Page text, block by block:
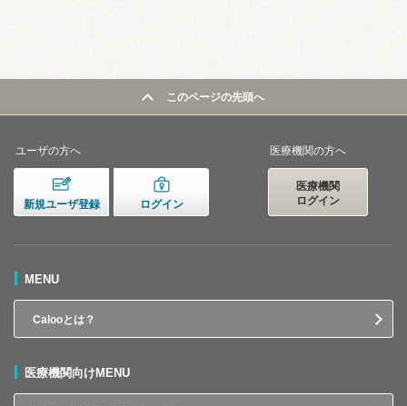
このページの先頭へ
ユーザの方へ
新規ユーザ登録 ログイン
医療機関の方へ
医療機関
ログイン
MENU
Calooとは？
医療機関向けMENU